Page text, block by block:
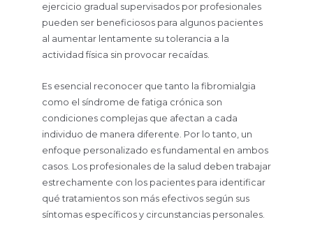
ejercicio gradual supervisados por profesionales
pueden ser beneficiosos para algunos pacientes
al aumentar lentamente su tolerancia a la
actividad física sin provocar recaídas.
Es esencial reconocer que tanto la fibromialgia
como el síndrome de fatiga crónica son
condiciones complejas que afectan a cada
individuo de manera diferente. Por lo tanto, un
enfoque personalizado es fundamental en ambos
casos. Los profesionales de la salud deben trabajar
estrechamente con los pacientes para identificar
qué tratamientos son más efectivos según sus
síntomas específicos y circunstancias personales.